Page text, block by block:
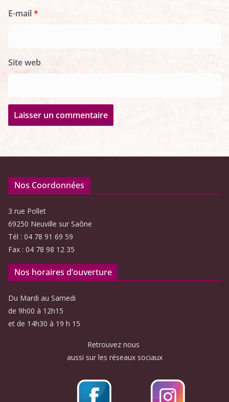
E-mail*
Site web
Nos Coordonnées
3 rue Pollet
69250 Neuville sur Saône
Tél : 04 78 91 69 59
Fax : 04 78 98 12 35
Nos horaires d’ouverture
Du Mardi au Samedi
de 9h00 à 12h15
et de 14h30 à 19 h 15
Retrouvez nous
aussi sur les réseaux sociaux